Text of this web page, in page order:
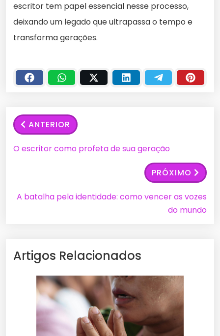
escritor tem papel essencial nesse processo,
deixando um legado que ultrapassa o tempo e
transforma gerações.
ANTERIOR
O escritor como profeta de sua geração
PRÓXIMO
A batalha pela identidade: como vencer as vozes
do mundo
Artigos Relacionados